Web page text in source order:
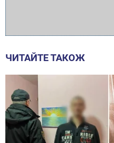
ЧИТАЙТЕ ТАКОЖ